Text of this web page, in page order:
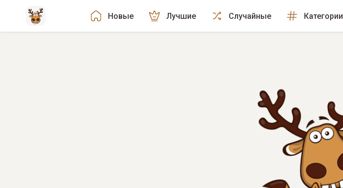
Новые Лучшие Случайные Категории